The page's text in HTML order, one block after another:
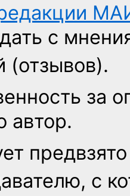
с
(отзывов).
за
автор.
с